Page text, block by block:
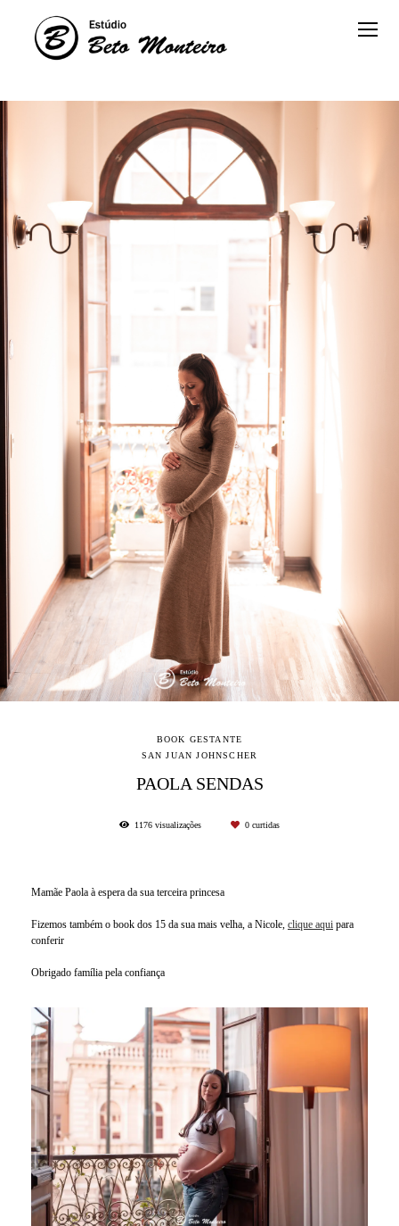
BOOK GESTANTE
SAN JUAN JOHNSCHER
PAOLA SENDAS
1176 visualizações 0 curtidas
Mamãe Paola à espera da sua terceira princesa
Fizemos também o book dos 15 da sua mais velha, a Nicole, clique aqui para
conferir
Obrigado família pela confiança